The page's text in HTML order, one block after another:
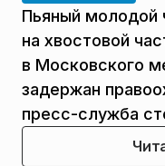
Пьяный молодой
на хвостовой
в Московского
задержан
пресс-служба